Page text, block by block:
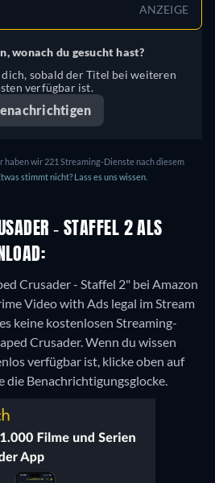
ANZEIGE
wonach du gesucht hast?
sobald der Titel bei weiteren
verfügbar ist.
haben wir 221 Streaming-Dienste nach diesem
stimmt nicht? Lass es uns wissen.
- STAFFEL 2 ALS
Crusader - Staffel 2" bei Amazon
Video with Ads legal im Stream
keine kostenlosen Streaming-
Crusader. Wenn du wissen
verfügbar ist, klicke oben auf
Benachrichtigungsglocke.